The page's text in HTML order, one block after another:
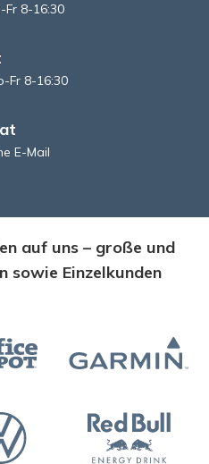
Fr 8-16:30
Fr 8-16:30
E-Mail
auf uns – große und
sowie Einzelkunden